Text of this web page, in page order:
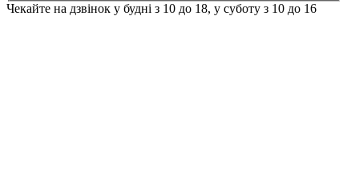
Чекайте на дзвінок у будні з 10 до 18, у суботу з 10 до 16